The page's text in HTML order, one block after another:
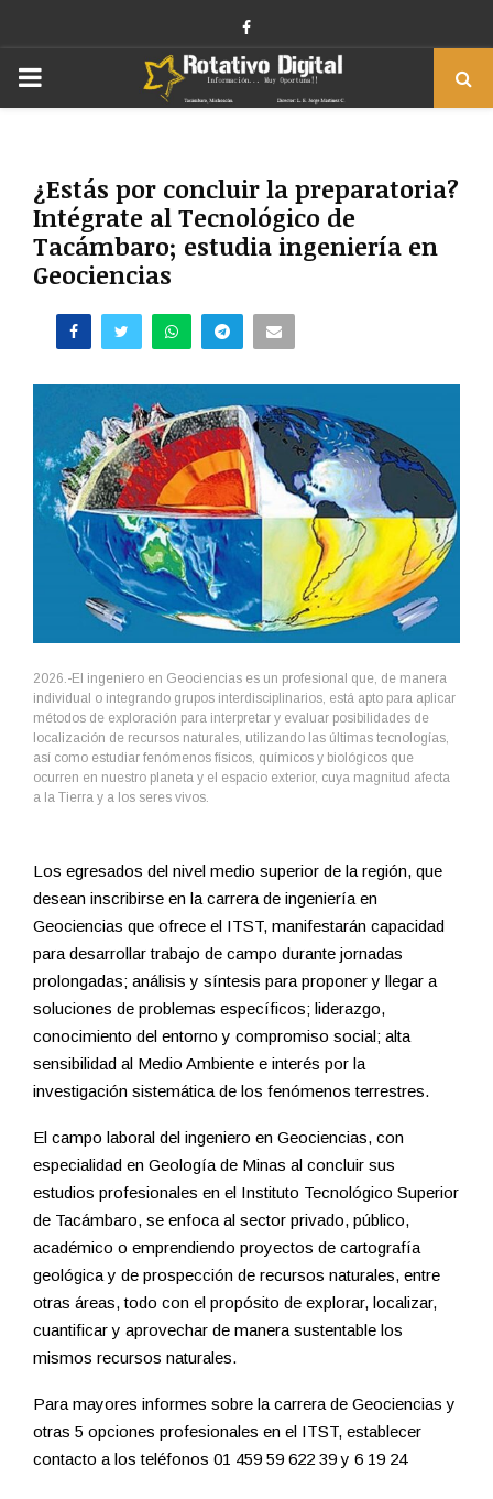
Facebook
PRIMARY
¿Estás por concluir la preparatoria?
Intégrate al Tecnológico de
Tacámbaro; estudia ingeniería en
Geociencias
2026.-El ingeniero en Geociencias es un profesional que, de manera
individual o integrando grupos interdisciplinarios, está apto para aplicar
métodos de exploración para interpretar y evaluar posibilidades de
localización de recursos naturales, utilizando las últimas tecnologías,
así como estudiar fenómenos físicos, químicos y biológicos que
ocurren en nuestro planeta y el espacio exterior, cuya magnitud afecta
a la Tierra y a los seres vivos.
Los egresados del nivel medio superior de la región, que
desean inscribirse en la carrera de ingeniería en
Geociencias que ofrece el ITST, manifestarán capacidad
para desarrollar trabajo de campo durante jornadas
prolongadas; análisis y síntesis para proponer y llegar a
soluciones de problemas específicos; liderazgo,
conocimiento del entorno y compromiso social; alta
sensibilidad al Medio Ambiente e interés por la
investigación sistemática de los fenómenos terrestres.
El campo laboral del ingeniero en Geociencias, con
especialidad en Geología de Minas al concluir sus
estudios profesionales en el Instituto Tecnológico Superior
de Tacámbaro, se enfoca al sector privado, público,
académico o emprendiendo proyectos de cartografía
geológica y de prospección de recursos naturales, entre
otras áreas, todo con el propósito de explorar, localizar,
cuantificar y aprovechar de manera sustentable los
mismos recursos naturales.
Para mayores informes sobre la carrera de Geociencias y
otras 5 opciones profesionales en el ITST, establecer
contacto a los teléfonos 01 459 59 622 39 y 6 19 24